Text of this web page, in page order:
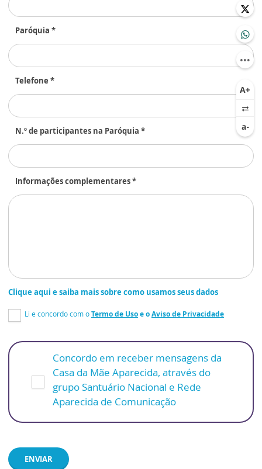
Paróquia *
Telefone *
N.º de participantes na Paróquia *
Informações complementares *
Clique aqui e saiba mais sobre como usamos seus dados
Li e concordo com oTermo de Usoe oAviso de Privacidade
Concordo em receber mensagens da
Casa da Mãe Aparecida, através do
grupo Santuário Nacional e Rede
Aparecida de Comunicação
ENVIAR